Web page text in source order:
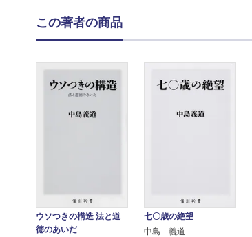
この著者の商品
ウソつきの構造 法と道
徳のあいだ
七〇歳の絶望
中島 義道